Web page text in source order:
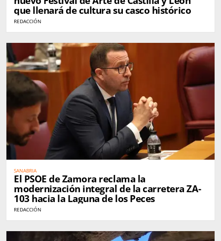
que llenará de cultura su casco histórico
REDACCIÓN
SANABRIA
El PSOE de Zamora reclama la
modernización integral de la carretera ZA-
103 hacia la Laguna de los Peces
REDACCIÓN